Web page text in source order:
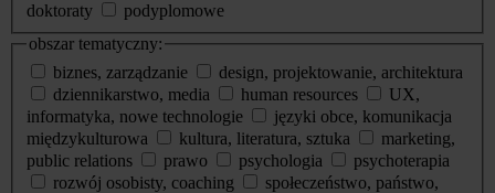
doktoraty
podyplomowe
obszar tematyczny:
biznes, zarządzanie
design, projektowanie, architektura
dziennikarstwo, media
human resources
UX,
informatyka, nowe technologie
języki obce, komunikacja
międzykulturowa
kultura, literatura, sztuka
marketing,
public relations
prawo psychologia
psychoterapia
rozwój osobisty, coaching
społeczeństwo, państwo,